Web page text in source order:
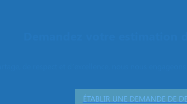
ÉTABLIR UNE DEMANDE DE